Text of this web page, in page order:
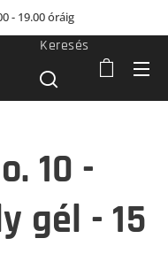
- 19.00 óráig
Keresés
10 -
gél - 15